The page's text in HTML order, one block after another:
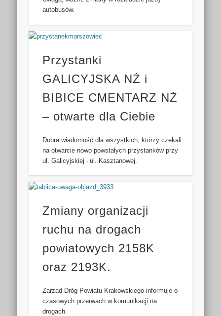
autobusów.
Przystanki
GALICYJSKA NŻ i
BIBICE CMENTARZ NŻ
– otwarte dla Ciebie
Dobra wiadomość dla wszystkich, którzy czekali
na otwarcie nowo powstałych przystanków przy
ul. Galicyjskiej i ul. Kasztanowej.
Zmiany organizacji
ruchu na drogach
powiatowych 2158K
oraz 2193K.
Zarząd Dróg Powiatu Krakowskiego informuje o
czasowych przerwach w komunikacji na
drogach.